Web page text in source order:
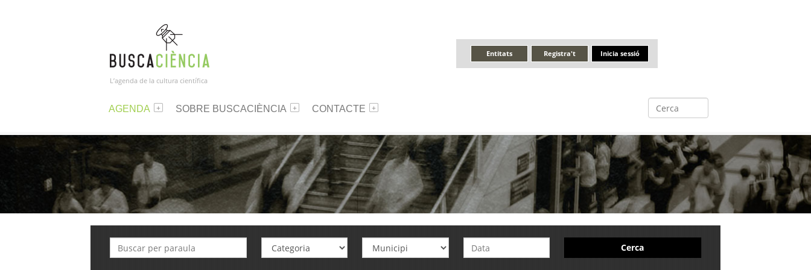
L’agenda de la cultura científica
Inicia sessió
Registra't
Entitats
AGENDA SOBRE BUSCACIÈNCIA CONTACTE
Cerca